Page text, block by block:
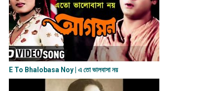
E To Bhalobasa Noy | এ তো ভালবাসা ন​য়